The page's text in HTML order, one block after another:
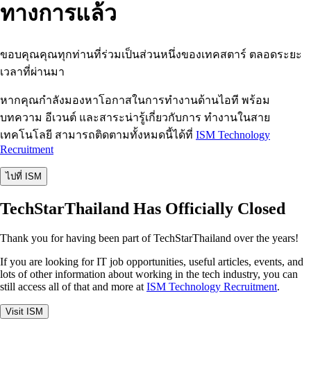
ทางการแล้ว
ขอบคุณคุณทุกท่านที่ร่วมเป็นส่วนหนึ่งของเทคสตาร์ ตลอดระยะ
เวลาที่ผ่านมา
หากคุณกำลังมองหาโอกาสในการทำงานด้านไอที พร้อม
บทความ อีเวนต์ และสาระน่ารู้เกี่ยวกับการ ทำงานในสาย
เทคโนโลยี สามารถติดตามทั้งหมดนี้ได้ที่ ISM Technology
Recruitment
ไปที่ ISM
TechStarThailand Has Officially Closed
Thank you for having been part of TechStarThailand over the years!
If you are looking for IT job opportunities, useful articles, events, and
lots of other information about working in the tech industry, you can
still access all of that and more at ISM Technology Recruitment.
Visit ISM